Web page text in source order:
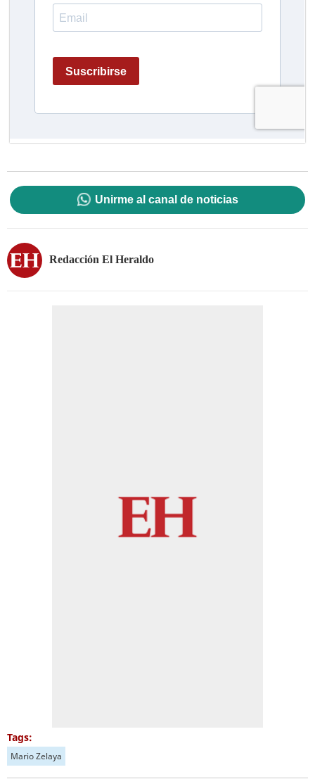
Unirme al canal de noticias
Redacción El Heraldo
Tags:
Mario Zelaya